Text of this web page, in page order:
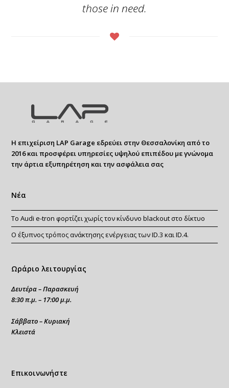
those in need.
Η επιχείριση LAP Garage εδρεύει στην Θεσσαλονίκη από το
2016 και προσφέρει υπηρεσίες υψηλού επιπέδου με γνώνομα
την άρτια εξυπηρέτηση και την ασφάλεια σας
Νέα
Το Audi e-tron φορτίζει χωρίς τον κίνδυνο blackout στο δίκτυο
Ο έξυπνος τρόπος ανάκτησης ενέργειας των ID.3 και ID.4.
Ωράριο λειτουργίας
Δευτέρα – Παρασκευή
8:30 π.μ. – 17:00 μ.μ.
Σάββατο – Κυριακή
Κλειστά
Επικοινωνήστε